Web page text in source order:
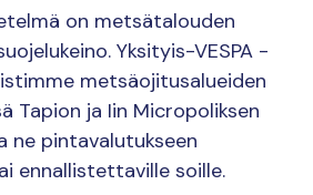
on metsätalouden
Yksityis-VESPA -
metsäojitusalueiden
Tapion ja Iin Micropoliksen
ne pintavalutukseen
ennallistettaville soille.